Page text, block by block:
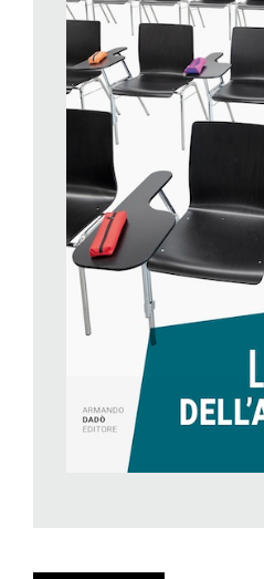
sociologo, in grado di toccare
– dal costume alle mode più o
popolare, fino ad arrivare ad
collettività si trova attualmente
Suddivisi in sezioni in base a
scritti agili e accattivanti, a metà
e l’intervento radiofonico, offrono
riflessione radicati in un’epoca
come quella che stiamo
sconvolgimenti e cambiamenti
Gli argomenti toccati con tatto e,
da Caroni riguardano tutti noi –
mai fregiato del titolo di
occidentale; del resto, quanto sia
interrogativi suggeriti dall’autore
sezione del volume, dedicata
«Azione» tra il 2021 e 2022 – i